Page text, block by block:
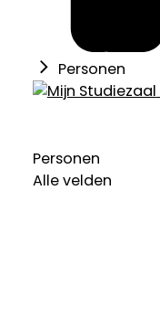
Personen
Personen
Alle velden